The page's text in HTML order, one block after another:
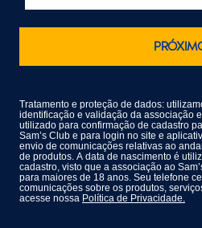
Tratamento e proteção de dados:
identificação e validação da associação
utilizado para confirmação de cadastro
Sam’s Club e para login no site e
envio de comunicações relativas ao
de produtos. A data de nascimento é
cadastro, visto que a associação ao
para maiores de 18 anos. Seu telefone
comunicações sobre os produtos,
acesse nossaPolítica de Privacidade.